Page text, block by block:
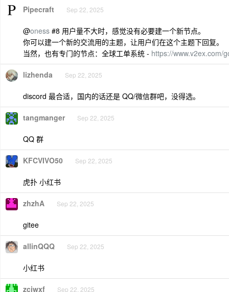
Pipecraft Sep 22, 2025
@oness #8 用户量不大时，感觉没有必要建一个新节点。
你可以建一个新的交流用的主题，让用户们在这个主题下回复。
当然，也有专门的节点：全球工单系统 - https://www.v2ex.com/
lizhenda Sep 22, 2025
discord 最合适，国内的话还是 QQ/微信群吧，没得选。
tangmanger Sep 22, 2025
QQ 群
KFCVIVO50 Sep 22, 2025
虎扑 小红书
zhzhA Sep 22, 2025
gitee
allinQQQ Sep 22, 2025
小红书
zcjwxf Sep 22, 2025